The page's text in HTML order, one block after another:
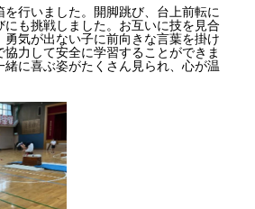
行いました。開脚跳び、台上前転に
も挑戦しました。お互いに技を見合
気が出ない子に前向きな言葉を掛け
力して安全に学習することができま
に喜ぶ姿がたくさん見られ、心が温